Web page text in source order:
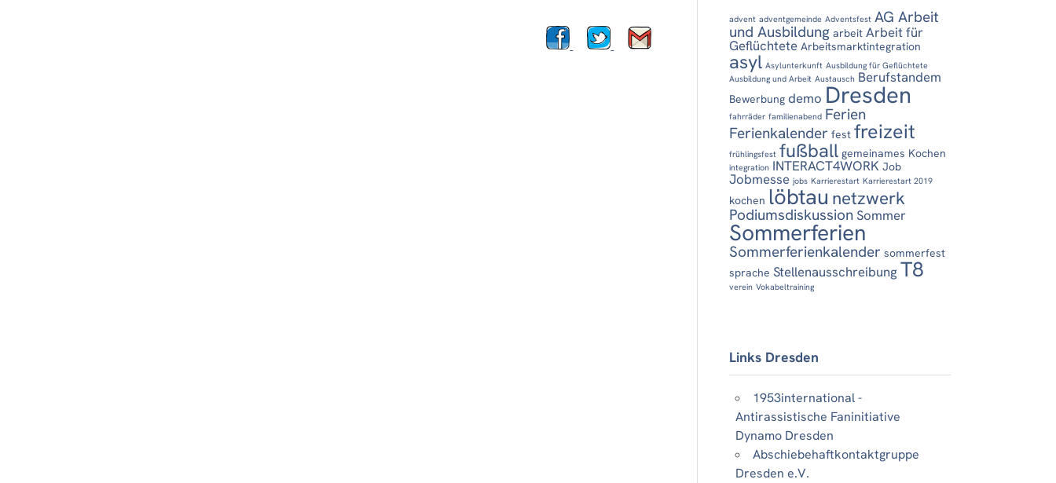
advent adventgemeinde Adventsfest AG Arbeit
und Ausbildung arbeit Arbeit für
Geflüchtete Arbeitsmarktintegration
asyl Asylunterkunft Ausbildung für Geflüchtete
Ausbildung und Arbeit Austausch Berufstandem
Bewerbung demo Dresden
fahrräder familienabend Ferien
Ferienkalender fest freizeit
frühlingsfest fußball gemeinames Kochen
integration INTERACT4WORK Job
Jobmesse jobs Karrierestart Karrierestart 2019
kochen löbtau netzwerk
PodiumsdiskussionSommer
Sommerferien
Sommerferienkalender sommerfest
sprache Stellenausschreibung T8
verein Vokabeltraining
Links Dresden
1953international -
Antirassistische Faninitiative
Dynamo Dresden
Abschiebehaftkontaktgruppe
Dresden e.V.